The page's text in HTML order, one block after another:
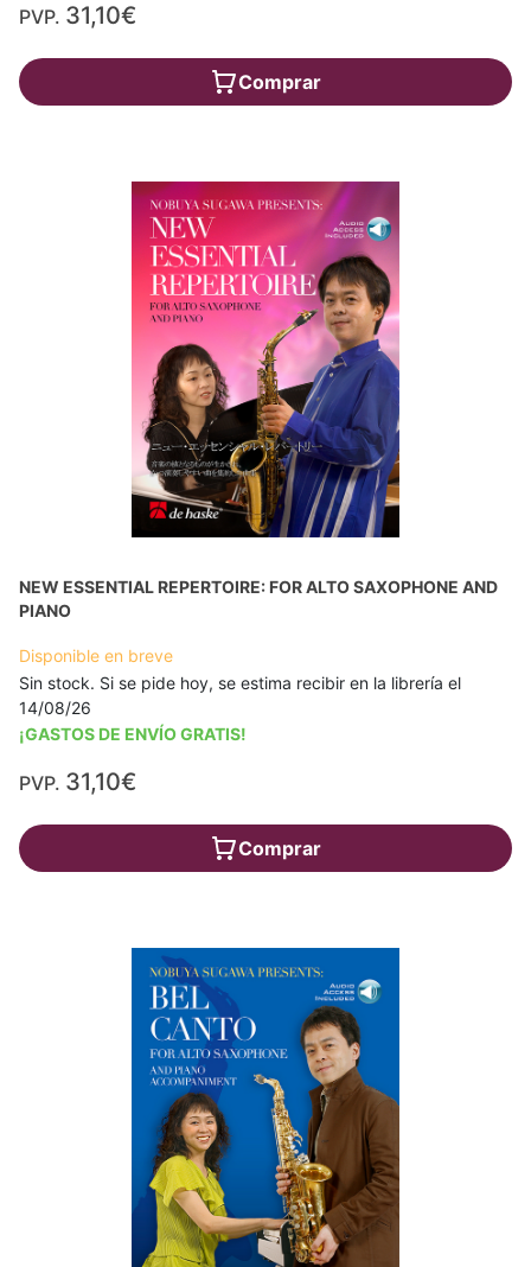
PVP. 31,10€
Comprar
NEW ESSENTIAL REPERTOIRE: FOR ALTO SAXOPHONE AND
PIANO
Disponible en breve
Sin stock. Si se pide hoy, se estima recibir en la librería el
14/08/26
¡GASTOS DE ENVÍO GRATIS!
PVP. 31,10€
Comprar